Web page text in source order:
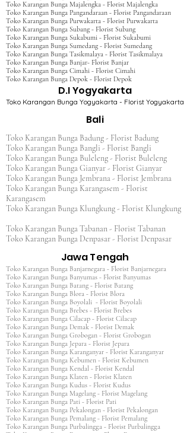
Toko Karangan Bunga Majalengka - Florist Majalengka
Toko Karangan Bunga Pangandaraan - Florist Pangandaraan
Toko Karangan Bunga Purwakarta - Florist Purwakarta
Toko Karangan Bunga Subang - Florist Subang
Toko Karangan Bunga Sukabumi - Florist Sukabumi
Toko Karangan Bunga Sumedang - Florist Sumedang
Toko Karangan Bunga Tasikmalaya - Florist Tasikmalaya
Toko Karangan Bunga Banjar- Florist Banjar
Toko Karangan Bunga Cimahi - Florist Cimahi
Toko Karangan Bunga Depok - Florist Depok
D.I Yogyakarta
Toko Karangan Bunga Yogyakarta - Florist Yogyakarta
Bali
Toko Karangan Bunga Badung - Florist Badung
Toko Karangan Bunga Bangli - Florist Bangli
Toko Karangan Bunga Buleleng - Florist Buleleng
Toko Karangan Bunga Gianyar - Florist Gianyar
Toko Karangan Bunga Jembrana - Florist Jembrana
Toko Karangan Bunga Karangasem - Florist
Karangasem
Toko Karangan Bunga Klungkung - Florist Klungkung
Toko Karangan Bunga Tabanan - Florist Tabanan
Toko Karangan Bunga Denpasar - Florist Denpasar
Jawa Tengah
Toko Karangan Bunga Banjarnegara - Florist Banjarnegara
Toko Karangan Bunga Banyumas - Florist Banyumas
Toko Karangan Bunga Batang - Florist Batang
Toko Karangan Bunga Blora - Florist Blora
Toko Karangan Bunga Boyolali - Florist Boyolali
Toko Karangan Bunga Brebes - Florist Brebes
Toko Karangan Bunga Cilacap - Florist Cilacap
Toko Karangan Bunga Demak - Florist Demak
Toko Karangan Bunga Grobogan - Florist Grobogan
Toko Karangan Bunga Jepara - Florist Jepara
Toko Karangan Bunga Karanganyar - Florist Karanganyar
Toko Karangan Bunga Kebumen - Florist Kebumen
Toko Karangan Bunga Kendal - Florist Kendal
Toko Karangan Bunga Klaten - Florist Klaten
Toko Karangan Bunga Kudus - Florist Kudus
Toko Karangan Bunga Magelang - Florist Magelang
Toko Karangan Bunga Pati - Florist Pati
Toko Karangan Bunga Pekalongan - Florist Pekalongan
Toko Karangan Bunga Pemalang - Florist Pemalang
Toko Karangan Bunga Purbalingga - Florist Purbalingga